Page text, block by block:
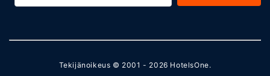
Tekijänoikeus © 2001 - 2026 HotelsOne.